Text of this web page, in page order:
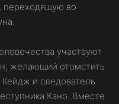
переходящую во
участвуют
желающий отомстить
и следователь
Кано. Вместе